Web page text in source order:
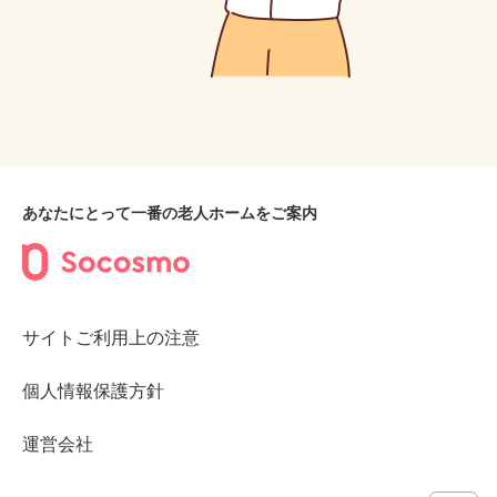
あなたにとって一番の老人ホームをご案内
サイトご利用上の注意
個人情報保護方針
運営会社